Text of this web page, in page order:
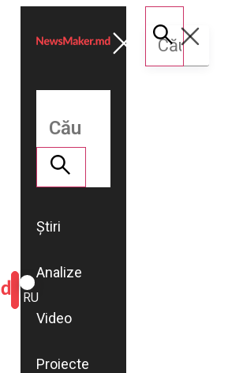
ROMÂNĂ
RU
Știri
Analize
Video
Proiecte